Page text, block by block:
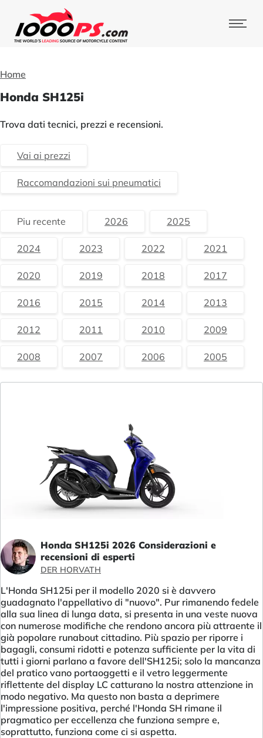
Home
Honda SH125i
Trova dati tecnici, prezzi e recensioni.
Vai ai prezzi
Raccomandazioni sui pneumatici
Piu recente 2026 2025
2024 2023 2022 2021
2020 2019 2018 2017
2016 2015 2014 2013
2012 2011 2010 2009
2008 2007 2006 2005
Honda SH125i 2026 Considerazioni e
recensioni di esperti
DER HORVATH
L'Honda SH125i per il modello 2020 si è davvero
guadagnato l'appellativo di "nuovo". Pur rimanendo fedele
alla sua linea di lunga data, si presenta in una veste nuova
con numerose modifiche che rendono ancora più attraente il
già popolare runabout cittadino. Più spazio per riporre i
bagagli, consumi ridotti e potenza sufficiente per la vita di
tutti i giorni parlano a favore dell'SH125i; solo la mancanza
del pratico vano portaoggetti e il vetro leggermente
riflettente del display LC catturano la nostra attenzione in
modo negativo. Ma questo non basta a deprimere
l'impressione positiva, perché l'Honda SH rimane il
pragmatico per eccellenza che funziona sempre e,
soprattutto, funziona come ci si aspetta.